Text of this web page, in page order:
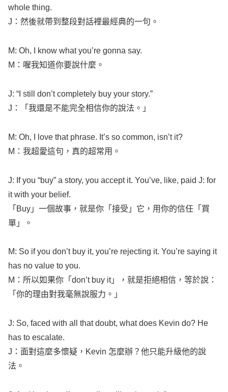
whole thing.
J：然後就帶到整段對話裡最經典的一句。
M: Oh, I know what you’re gonna say.
M：喔我知道你要說什麼。
J: “I still don’t completely buy your story.”
J：「我還是不能完全相信你的說法。」
M: Oh, I love that phrase. It’s so common, isn’tit?
M：我超愛這句，真的超常用。
J: If you “buy” a story, you acceptit. You’ve, like, paid J: for
it with your belief.
「 Buy 」一個故事，就是你「接受」它，用你的信任「買
單」。
M: So if you don’t buy it, you’re rejecting it. You’re saying it
has no value to you.
M：所以如果你「 don’t buy it」，就是拒絕相信，等於說：
「你的理由對我毫無說服力。」
J: So, faced with all thatdoubt, whatdoes Kevin do? He
has to escalate.
J：面對這麼多懷疑， Kevin 怎麼辦？他只能升級他的說
法。